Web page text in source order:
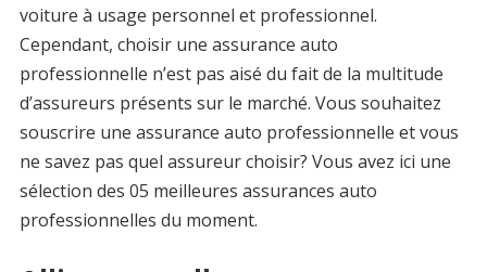
voiture à usage personnel et professionnel.
Cependant, choisir une assurance auto
professionnelle n’est pas aisé du fait de la multitude
d’assureurs présents sur le marché. Vous souhaitez
souscrire une assurance auto professionnelle et vous
ne savez pas quel assureur choisir? Vous avez ici une
sélection des 05 meilleures assurances auto
professionnelles du moment.